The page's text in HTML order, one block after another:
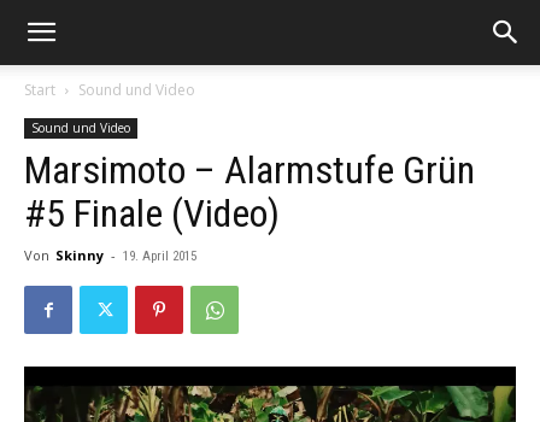
Start Sound und Video
Sound und Video
Marsimoto – Alarmstufe Grün
#5 Finale (Video)
Von Skinny - 19. April 2015